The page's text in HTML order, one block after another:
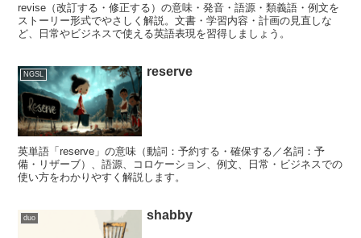
revise（改訂する・修正する）の意味・発音・語源・類義語・例文を
ストーリー形式でやさしく解説。文書・学習内容・計画の見直しな
ど、日常やビジネスで使える英語表現を習得しましょう。
NGSL reserve
英単語「reserve」の意味（動詞：予約する・確保する／名詞：予
備・リザーブ）、語源、コロケーション、例文、日常・ビジネスでの
使い方をわかりやすく解説します。
duo shabby